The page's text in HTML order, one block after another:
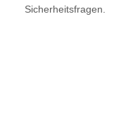
Sicherheitsfragen.